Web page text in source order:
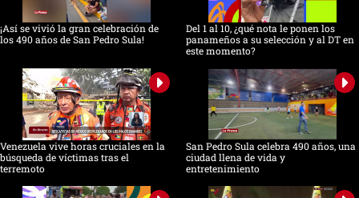
¡Así se vivió la gran celebración de
los 490 años de San Pedro Sula!
Del 1 al 10, ¿qué nota le ponen los
panameños a su selección y al DT en
este momento?
Venezuela vive horas cruciales en la
búsqueda de víctimas tras el
terremoto
San Pedro Sula celebra 490 años, una
ciudad llena de vida y
entretenimiento